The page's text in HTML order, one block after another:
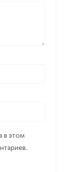
в этом